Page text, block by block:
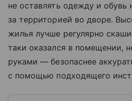
не оставлять одежду и обувь
за территорией во дворе.
жилья лучше регулярно
таки оказался в помещении,
руками — безопаснее
с помощью подходящего